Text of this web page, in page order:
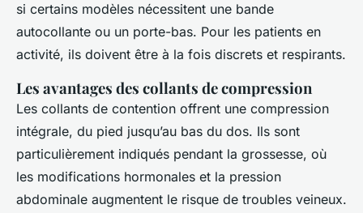
si certains modèles nécessitent une bande
autocollante ou un porte-bas. Pour les patients en
activité, ils doivent être à la fois discrets et respirants.
Les avantages des collants de compression
Les collants de contention offrent une compression
intégrale, du pied jusqu’au bas du dos. Ils sont
particulièrement indiqués pendant la grossesse, où
les modifications hormonales et la pression
abdominale augmentent le risque de troubles veineux.